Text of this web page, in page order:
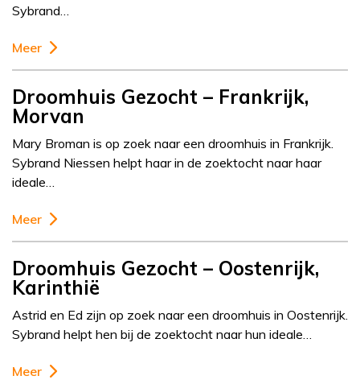
Sybrand…
Meer
Droomhuis Gezocht – Frankrijk,
Morvan
Mary Broman is op zoek naar een droomhuis in Frankrijk.
Sybrand Niessen helpt haar in de zoektocht naar haar
ideale…
Meer
Droomhuis Gezocht – Oostenrijk,
Karinthië
Astrid en Ed zijn op zoek naar een droomhuis in Oostenrijk.
Sybrand helpt hen bij de zoektocht naar hun ideale…
Meer